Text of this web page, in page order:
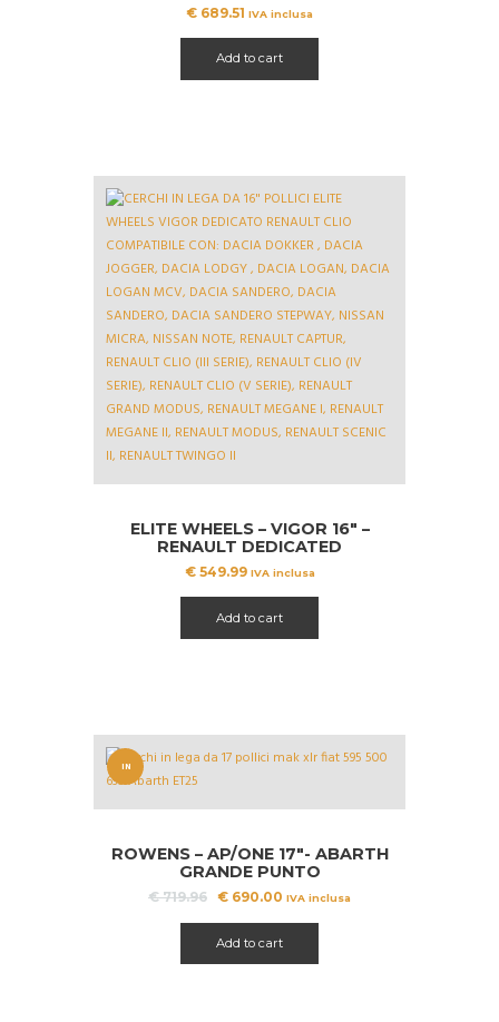
€ 689.51 IVA inclusa
Add to cart
ELITE WHEELS – VIGOR 16″ –
RENAULT DEDICATED
€549.99 IVA inclusa
Add to cart
IN
ROWENS – AP/ONE 17″- ABARTH
GRANDE PUNTO
€719.96 Il
era:
€ 719.96.
€ 690.00 Il
è:
€ 690.00.
IVA inclusa
Add to cart